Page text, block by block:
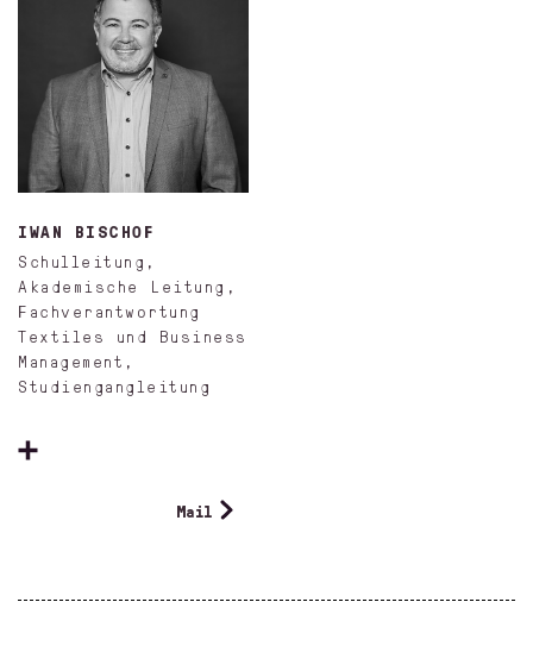
IWAN BISCHOF
Schulleitung,
Akademische Leitung,
Fachverantwortung
Textiles und Business
Management,
Studiengangleitung
Mail